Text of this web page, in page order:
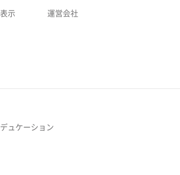
示 運営会社
ュケーション